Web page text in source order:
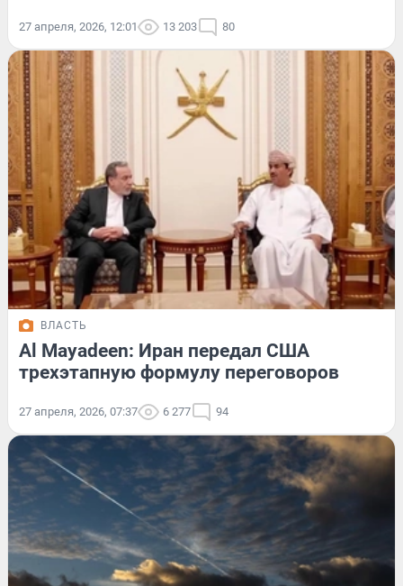
27 апреля, 2026, 12:01 13 203 80
ВЛАСТЬ
Al Mayadeen: Иран передал США
трехэтапную формулу переговоров
27 апреля, 2026, 07:37 6 277 94